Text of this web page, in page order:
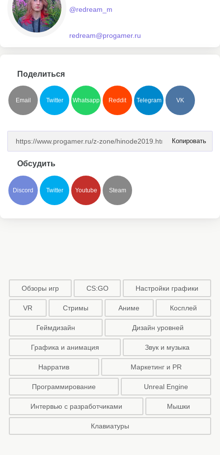
@redream_m
redream@progamer.ru
Поделиться
Email Twitter Whatsapp Reddit Telegram VK
Копировать
Обсудить
Discord Twitter Youtube Steam
Обзоры игр CS:GO Настройки графики
VR Стримы Аниме Косплей
Геймдизайн Дизайн уровней
Графика и анимация Звук и музыка
Нарратив Маркетинг и PR
Программирование Unreal Engine
Интервью с разработчиками Мышки
Клавиатуры